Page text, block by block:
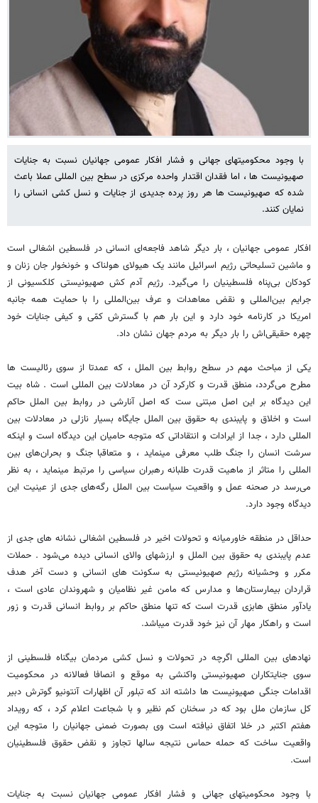
با وجود محکومیتهای جهانی و فشار افکار عمومی جهانیان نسبت به جنایات
صهیونیست ها ، اما فقدان اقتدار واحده مرکزی در سطح بین المللی عملا باعث
شده که صهیونیست ها هر روز پرده جدیدی از جنایات و نسل کشی انسانی را
نمایان کنند.
افکار عمومی جهانیان ، بار دیگر شاهد فاجعه‌ای انسانی در فلسطین اشغالی است
و ماشین تسلیحاتی رژیم اسرائیل مانند یک هیولای هولناک و خونخوار جان زنان و
کودکان بی‌پناه فلسطینیان را می‌گیرد. رژیم آدم کش صهیونیستی کلکسیونی از
جرایم بین‌المللی و نقض معاهدات و عرف بین‌المللی را با حمایت همه جانبه
امریکا در کارنامه خود دارد و این بار هم با گسترش کمّی و کیفی جنایات خود
چهره حقیقی‌اش را بار دیگر به مردم جهان نشان داد.
یکی از مباحث مهم در سطح روابط بین الملل ، که عمدتا از سوی رئالیست ها
مطرح می‌گردد، منطق قدرت و کارکرد آن در معادلات بین المللی است . شاه بیت
این دیدگاه بر این اصل مبتنی ست که اصل آنارشی در روابط بین الملل حاکم
است و اخلاق و پایبندی به حقوق بین الملل جایگاه بسیار نازلی در معادلات بین
المللی دارد ، جدا از ایرادات و انتقاداتی که متوجه حامیان این دیدگاه است و اینکه
سرشت انسان را جنگ طلب معرفی مینماید ، و متعاقبا جنگ و بحران‌های بین
المللی را متاثر از ماهیت قدرت طلبانه رهبران سیاسی را مرتبط مینماید ، به نظر
می‌رسد در صحنه عمل و واقعیت سیاست بین الملل رگه‌های جدی از عینیت این
دیدگاه وجود دارد.
حداقل در منطقه خاورمیانه و تحولات اخیر در فلسطین اشغالی نشانه های جدی از
عدم پایبندی به حقوق بین الملل و ارزشهای والای انسانی دیده می‌شود . حملات
مکرر و وحشیانه رژیم صهیونیستی به سکونت های انسانی و دست آخر هدف
قراردان بیمارستان‌ها و مدارس که مامن غیر نظامیان و شهروندان عادی است ،
یادآور منطق هابزی قدرت است که تنها منطق حاکم بر روابط انسانی قدرت و زور
است و راهکار مهار آن نیز خود قدرت میباشد.
نهادهای بین المللی اگرچه در تحولات و نسل کشی مردمان بیگناه فلسطینی از
سوی جنایتکاران صهیونیستی واکنشی به موقع و انصافا فعالانه در محکومیت
اقدامات جنگی صهیونیست ها داشته اند که تبلور آن اظهارات آنتونیو گوترش دبیر
کل سازمان ملل بود که در سخنان کم نظیر و با شجاعت اعلام کرد ، که رویداد
هفتم اکتبر در خلا اتفاق نیافته است وی بصورت ضمنی جهانیان را متوجه این
واقعیت ساخت که حمله حماس نتیجه سالها تجاوز و نقض حقوق فلسطینیان
است.
با وجود محکومیتهای جهانی و فشار افکار عمومی جهانیان نسبت به جنایات